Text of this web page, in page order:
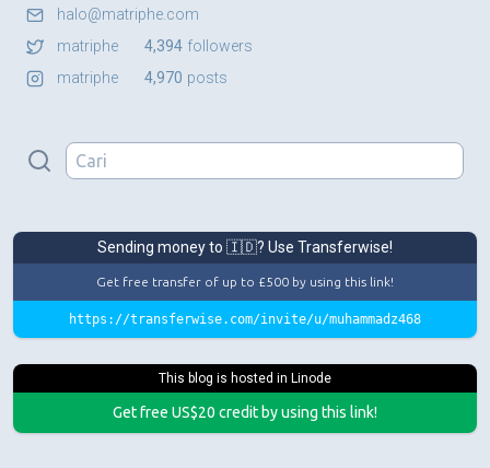
halo@matriphe.com
matriphe
4,394 followers
matriphe
4,970 posts
Sending money to 🇮🇩? Use Transferwise!
Get free transfer of up to £500 by using this link!
https://transferwise.com/invite/u/muhammadz468
This blog is hosted in Linode
Get free US$20 credit by using this link!